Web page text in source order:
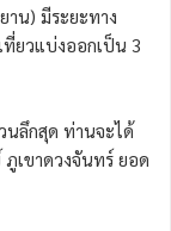
าน) มีระยะทาง
ที่ยวแบ่งออกเป็น 3
นลึกสุด ท่านจะได้
ภูเขาดวงจันทร์ ยอด